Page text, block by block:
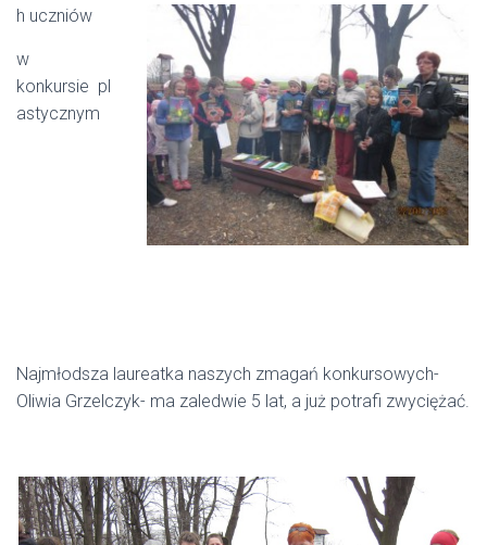
h uczniów
w
konkursie pl
astycznym
Najmłodsza laureatka naszych zmagań konkursowych-
Oliwia Grzelczyk- ma zaledwie 5 lat, a już potrafi zwyciężać.